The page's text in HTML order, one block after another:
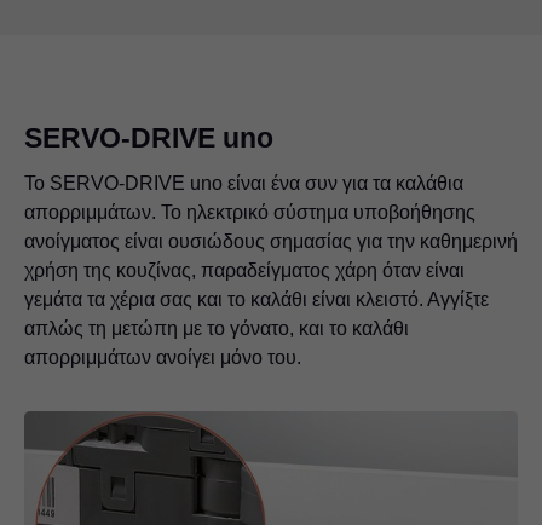
SERVO-DRIVE uno
Το SERVO-DRIVE uno είναι ένα συν για τα καλάθια
απορριμμάτων. Το ηλεκτρικό σύστημα υποβοήθησης
ανοίγματος είναι ουσιώδους σημασίας για την καθημερινή
χρήση της κουζίνας, παραδείγματος χάρη όταν είναι
γεμάτα τα χέρια σας και το καλάθι είναι κλειστό. Αγγίξτε
απλώς τη μετώπη με το γόνατο, και το καλάθι
απορριμμάτων ανοίγει μόνο του.